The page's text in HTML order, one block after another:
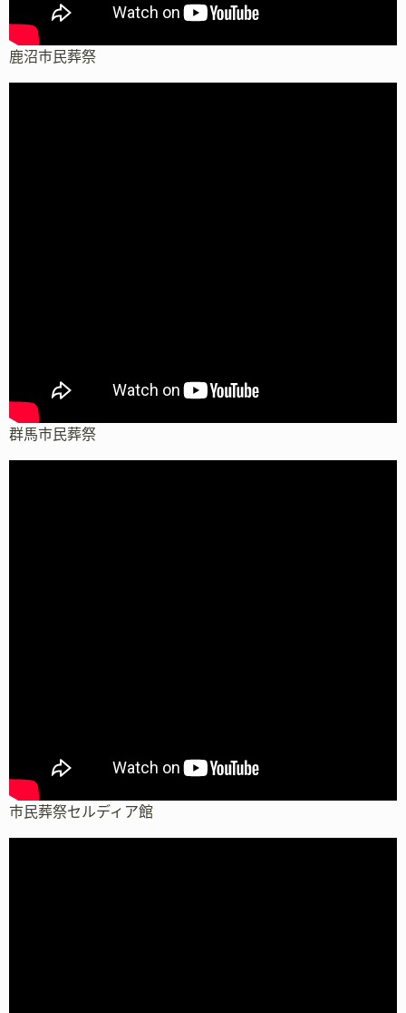
鹿沼市民葬祭
群馬市民葬祭
市民葬祭セルディア館